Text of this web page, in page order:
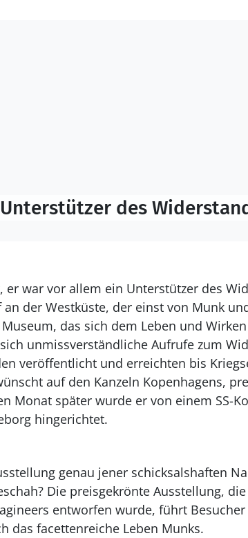
des
war vor allem ein Unterstützer des
der Westküste, der einst von Munk
das sich dem Leben und Wirken
unmissverständliche Aufrufe zum
veröffentlicht und erreichten bis
auf den Kanzeln Kopenhagens,
Monat später wurde er von einem SS-
hingerichtet.
genau jener schicksalshaften
Die preisgekrönte Ausstellung,
entworfen wurde, führt
das facettenreiche Leben Munks.